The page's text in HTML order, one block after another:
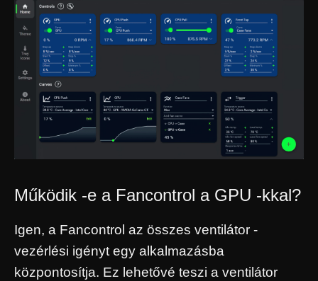
Működik -e a Fancontrol a GPU -kkal?
Igen, a Fancontrol az összes ventilátor -
vezérlési igényt egy alkalmazásba
központosítja. Ez lehetővé teszi a ventilátor